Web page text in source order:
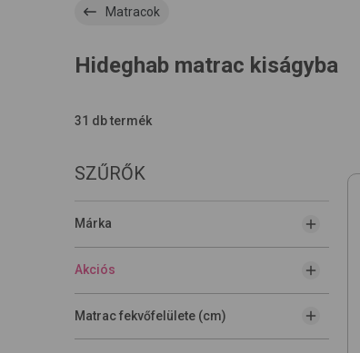
Matracok
Hideghab matrac kiságyba
31 db termék
SZŰRŐK
Márka
Akciós
Matrac fekvőfelülete (cm)